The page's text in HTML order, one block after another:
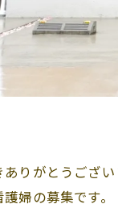
りがとうござい
婦の募集です。